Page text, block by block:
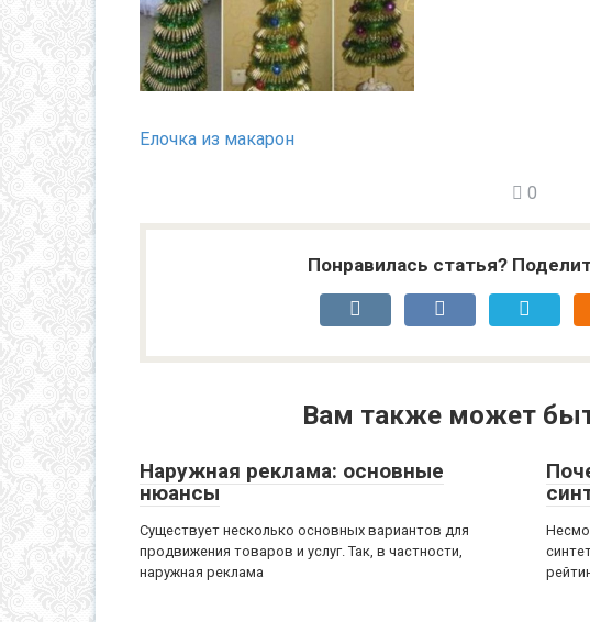
Елочка из макарон
0
Понравилась статья?
Вам также может
Наружная реклама: основные
нюансы
Существует несколько основных вариантов для
продвижения товаров и услуг. Так, в частности,
наружная реклама